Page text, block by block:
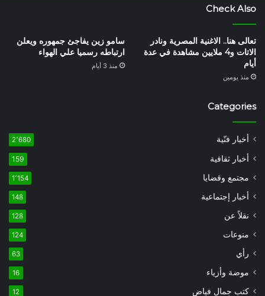
Check Also
تعالى هنا.. الاغنية المصرية ونادر
الاتات و4 ملايين مشاهدة في عدة
أيام
منذ يومين
سامو زين يفاجئ جمهوره ويعلن
ارتباطه رسميا علي الهواء
منذ 3 أيام
Categories
أخبار فنّية 2٬680
أخبار ثقافية 159
مجتمع وقضايا 1٬154
أخبار إجتماعية 148
نقلاً عن 128
منوعات 124
رأي 63
موضة وأزياء 16
كتب جمال فياض 12